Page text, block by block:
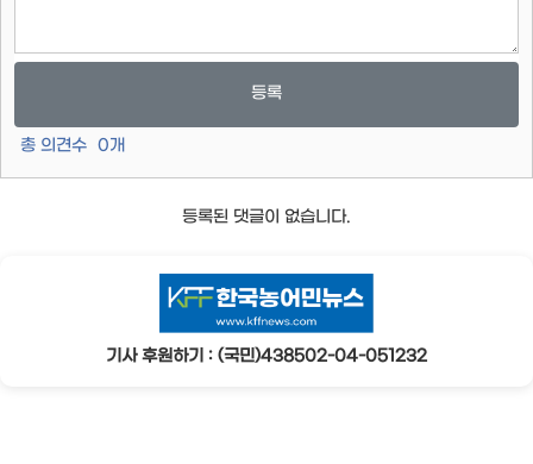
등록
총 의견수 0개
등록된 댓글이 없습니다.
기사 후원하기 : (국민)438502-04-051232